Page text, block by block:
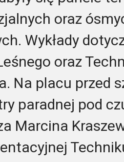
oraz
Wykłady
oraz
Na placu przed
paradnej pod
Marcina